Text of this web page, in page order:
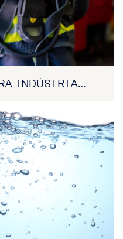
INDÚSTRIA